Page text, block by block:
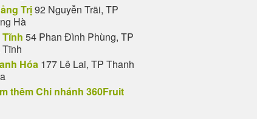
Trị92 Nguyễn Trãi, TP
Hà
Tĩnh 54 Phan Đình Phùng, TP
Tĩnh
Hóa 177 Lê Lai, TP Thanh
thêm Chi nhánh 360Fruit